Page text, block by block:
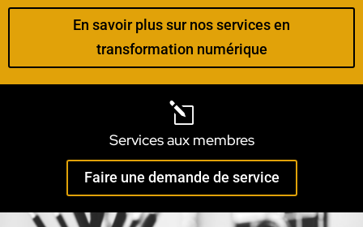
En savoir plus sur nos services en
transformation numérique
l
Services aux membres
Faire une demande de service